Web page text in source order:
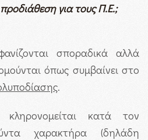
για τους Π.Ε.;
σποραδικά αλλά
όπως συμβαίνει στο
.
κατά τον
χαρακτήρα (δηλάδη